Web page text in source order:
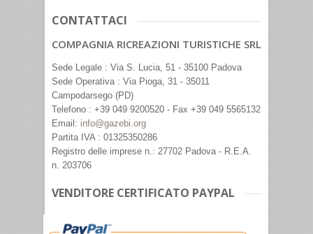
CONTATTACI
COMPAGNIA RICREAZIONI TURISTICHE SRL
Sede Legale : Via S. Lucia, 51 - 35100 Padova
Sede Operativa : Via Pioga, 31 - 35011
Campodarsego (PD)
Telefono : +39 049 9200520 - Fax +39 049 5565132
Email: info@gazebi.org
Partita IVA : 01325350286
Registro delle imprese n.: 27702 Padova - R.E.A.
n. 203706
VENDITORE CERTIFICATO PAYPAL